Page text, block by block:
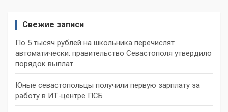
Свежие записи
По 5 тысяч рублей на школьника перечислят
автоматически: правительство Севастополя утвердило
порядок выплат
Юные севастопольцы получили первую зарплату за
работу в ИТ-центре ПСБ